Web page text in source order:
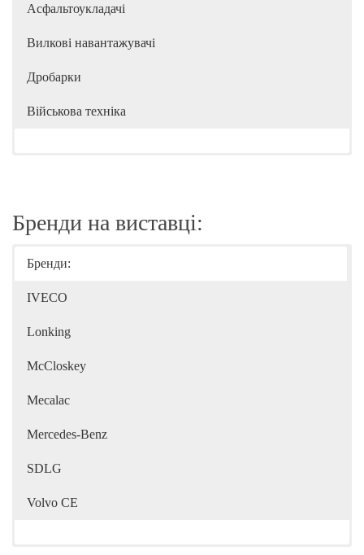
Асфальтоукладачі
Вилкові навантажувачі
Дробарки
Військова техніка
Бренди на виставці:
Бренди:
IVECO
Lonking
McCloskey
Mecalac
Mercedes-Benz
SDLG
Volvo CE